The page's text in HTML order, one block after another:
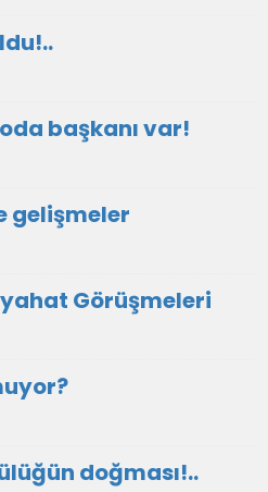
başkanı var!
gelişmeler
Görüşmeleri
doğması!..